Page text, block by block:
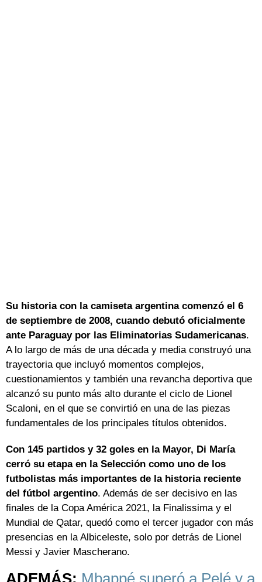
Su historia con la camiseta argentina comenzó el 6
de septiembre de 2008, cuando debutó oficialmente
ante Paraguay por las Eliminatorias Sudamericanas.
A lo largo de más de una década y media construyó una
trayectoria que incluyó momentos complejos,
cuestionamientos y también una revancha deportiva que
alcanzó su punto más alto durante el ciclo de Lionel
Scaloni, en el que se convirtió en una de las piezas
fundamentales de los principales títulos obtenidos.
Con 145 partidos y 32 goles en la Mayor, Di María
cerró su etapa en la Selección como uno de los
futbolistas más importantes de la historia reciente
del fútbol argentino. Además de ser decisivo en las
finales de la Copa América 2021, la Finalissima y el
Mundial de Qatar, quedó como el tercer jugador con más
presencias en la Albiceleste, solo por detrás de Lionel
Messi y Javier Mascherano.
ADEMÁS: Mbappé superó a Pelé y a